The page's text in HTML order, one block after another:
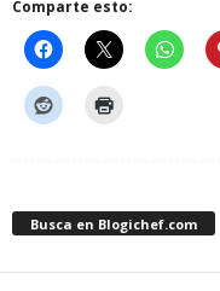
Comparte esto:
Busca en Blogichef.com